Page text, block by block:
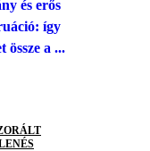
és erős
így
össze a ...